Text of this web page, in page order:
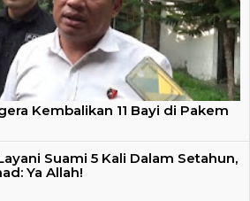
Kembalikan 11 Bayi di Pakem
Suami 5 Kali Dalam Setahun,
Ya Allah!